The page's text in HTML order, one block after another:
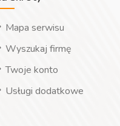
Mapa serwisu
Wyszukaj firmę
Twoje konto
Usługi dodatkowe